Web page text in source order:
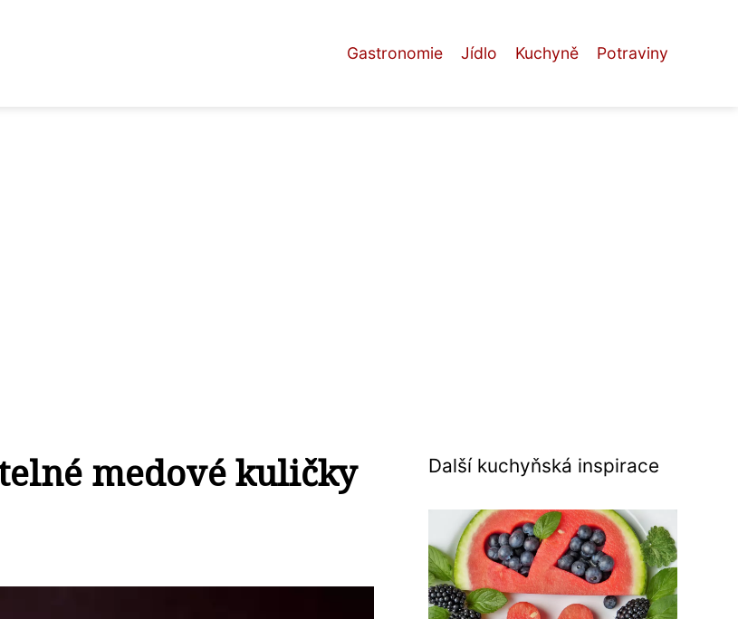
Gastronomie Jídlo Kuchyně Potraviny
medové kuličky
Další kuchyňská inspirace